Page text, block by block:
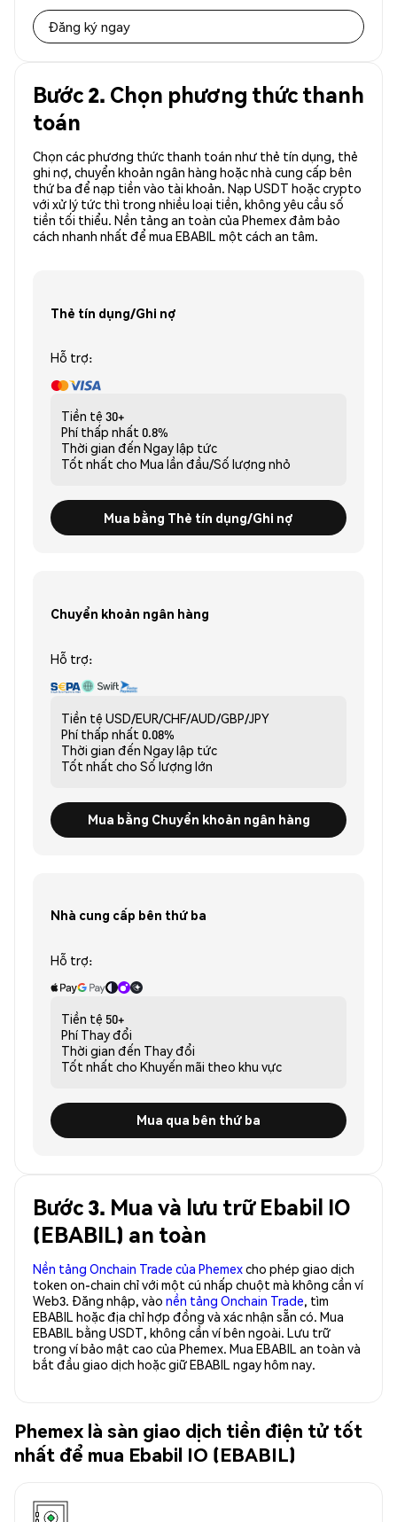
Đăng ký ngay
Bước 2. Chọn phương thức thanh
toán
Chọn các phương thức thanh toán như thẻ tín dụng, thẻ
ghi nợ, chuyển khoản ngân hàng hoặc nhà cung cấp bên
thứ ba để nạp tiền vào tài khoản. Nạp USDT hoặc crypto
với xử lý tức thì trong nhiều loại tiền, không yêu cầu số
tiền tối thiểu. Nền tảng an toàn của Phemex đảm bảo
cách nhanh nhất để mua EBABIL một cách an tâm.
Thẻ tín dụng/Ghi nợ
Hỗ trợ:
Tiền tệ 30+
Phí thấp nhất 0.8%
Thời gian đến Ngay lập tức
Tốt nhất cho Mua lần đầu/Số lượng nhỏ
Mua bằng Thẻ tín dụng/Ghi nợ
Chuyển khoản ngân hàng
Hỗ trợ:
Tiền tệ USD/EUR/CHF/AUD/GBP/JPY
Phí thấp nhất 0.08%
Thời gian đến Ngay lập tức
Tốt nhất cho Số lượng lớn
Mua bằng Chuyển khoản ngân hàng
Nhà cung cấp bên thứ ba
Hỗ trợ:
Tiền tệ 50+
Phí Thay đổi
Thời gian đến Thay đổi
Tốt nhất cho Khuyến mãi theo khu vực
Mua qua bên thứ ba
Bước 3. Mua và lưu trữ Ebabil IO
(EBABIL) an toàn
Nền tảng Onchain Trade của Phemexcho phép giao dịch
token on-chain chỉ với một cú nhấp chuột mà không cần ví
Web3. Đăng nhập, vào nền tảng Onchain Trade, tìm
EBABIL hoặc địa chỉ hợp đồng và xác nhận sẵn có. Mua
EBABIL bằng USDT, không cần ví bên ngoài. Lưu trữ
trong ví bảo mật cao của Phemex. Mua EBABIL an toàn và
bắt đầu giao dịch hoặc giữ EBABIL ngay hôm nay.
Phemex là sàn giao dịch tiền điện tử tốt
nhất để mua Ebabil IO (EBABIL)